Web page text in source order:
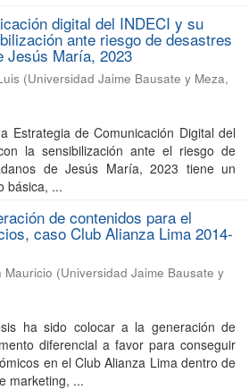
digital del INDECI y su
ante riesgo de desastres
Jesús María, 2023
(Universidad Jaime Bausate y Meza,
Estrategia de Comunicación Digital del
la sensibilización ante el riesgo de
de Jesús María, 2023 tiene un
básica, ...
de contenidos para el
caso Club Alianza Lima 2014-
Mauricio (Universidad Jaime Bausate y
ha sido colocar a la generación de
diferencial a favor para conseguir
en el Club Alianza Lima dentro de
marketing, ...